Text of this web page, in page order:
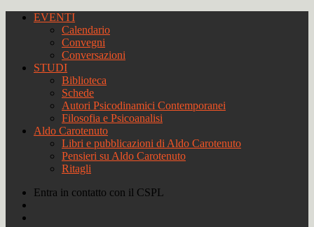
EVENTI
Calendario
Convegni
Conversazioni
STUDI
Biblioteca
Schede
Autori Psicodinamici Contemporanei
Filosofia e Psicoanalisi
Aldo Carotenuto
Libri e pubblicazioni di Aldo Carotenuto
Pensieri su Aldo Carotenuto
Ritagli
Entra in contatto con il CSPL